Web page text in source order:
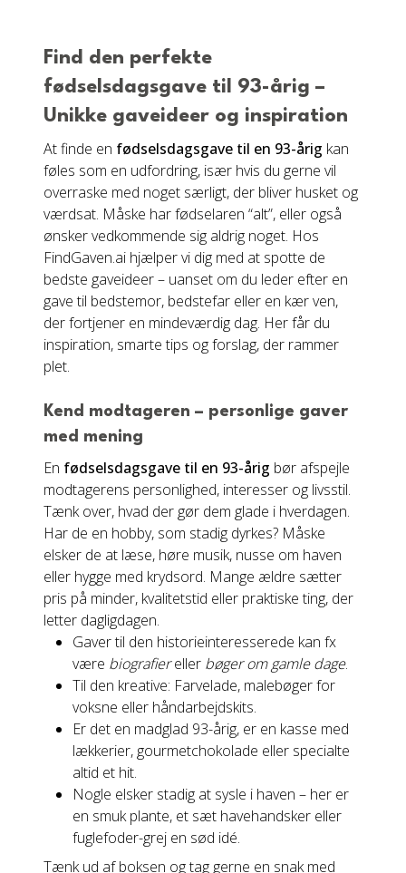
Find den perfekte
fødselsdagsgave til 93-årig –
Unikke gaveideer og inspiration
At finde en fødselsdagsgave til en 93-årig kan
føles som en udfordring, især hvis du gerne vil
overraske med noget særligt, der bliver husket og
værdsat. Måske har fødselaren “alt”, eller også
ønsker vedkommende sig aldrig noget. Hos
FindGaven.ai hjælper vi dig med at spotte de
bedste gaveideer – uanset om du leder efter en
gave til bedstemor, bedstefar eller en kær ven,
der fortjener en mindeværdig dag. Her får du
inspiration, smarte tips og forslag, der rammer
plet.
Kend modtageren – personlige gaver
med mening
En fødselsdagsgave til en 93-årig bør afspejle
modtagerens personlighed, interesser og livsstil.
Tænk over, hvad der gør dem glade i hverdagen.
Har de en hobby, som stadig dyrkes? Måske
elsker de at læse, høre musik, nusse om haven
eller hygge med krydsord. Mange ældre sætter
pris på minder, kvalitetstid eller praktiske ting, der
letter dagligdagen.
Gaver til den historieinteresserede kan fx
være biografiereller bøger om gamle dage.
Til den kreative: Farvelade, malebøger for
voksne eller håndarbejdskits.
Er det en madglad 93-årig, er en kasse med
lækkerier, gourmetchokolade eller specialte
altid et hit.
Nogle elsker stadig at sysle i haven – her er
en smuk plante, et sæt havehandsker eller
fuglefoder-grej en sød idé.
Tænk ud af boksen og tag gerne en snak med